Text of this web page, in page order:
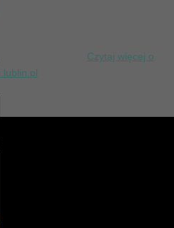
za pomocą ustawień swojej
korzystanie z naszej strony
przeglądarki internetowej oznacza,
plików cookies. Czytaj więcej o